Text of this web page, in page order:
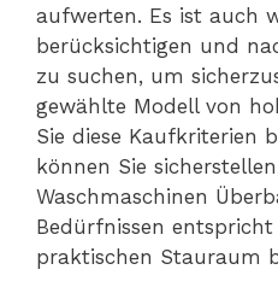
aufwerten. Es ist auch
berücksichtigen und
zu suchen, um
gewählte Modell von
Sie diese Kaufkriterien
können Sie
Waschmaschinen
Bedürfnissen
praktischen Stauraum